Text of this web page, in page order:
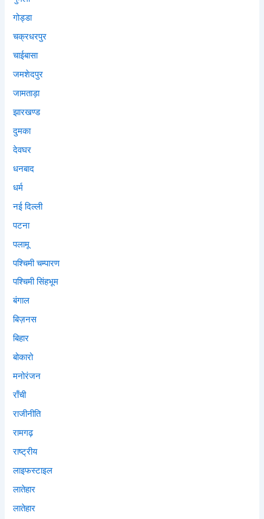
गोड्डा
चक्रधरपुर
चाईबासा
जमशेदपुर
जामताड़ा
झारखण्ड
दुमका
देवघर
धनबाद
धर्म
नई दिल्ली
पटना
पलामू
पश्चिमी चम्पारण
पश्चिमी सिंहभूम
बंगाल
बिज़नस
बिहार
बोकारो
मनोरंजन
राँची
राजीनीति
रामगढ़
राष्ट्रीय
लाइफस्टाइल
लातेहार
लातेहार